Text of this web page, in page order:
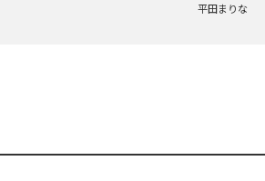
平田まりな